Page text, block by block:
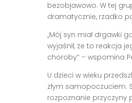
bezobjawowo. W tej
dramatycznie, rzadko
„Mój syn miał drgawki
wyjaśnił, że to reakcja
choroby” – wspomina
U dzieci w wieku
złym samopoczuciem.
rozpoznanie przyczyny